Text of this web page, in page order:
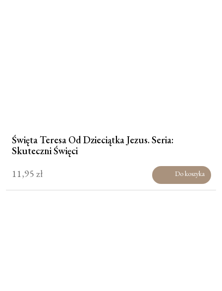
Święta Teresa Od Dzieciątka Jezus. Seria:
Skuteczni Święci
11,95zł Do koszyka